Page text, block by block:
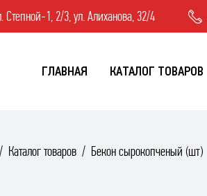
Степной-1, 2/3, ул. Алиханова, 32/4
ГЛАВНАЯ КАТАЛОГ ТОВАРОВ
Каталог товаров Бекон сырокопченый (шт)